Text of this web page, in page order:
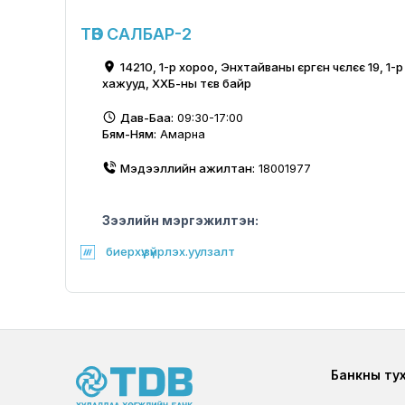
ТӨВ САЛБАР-2
14210, 1-р хороо, Энхтайваны єргєн чєлєє 19, 1-
хажууд, ХХБ-ны тєв байр
Дав-Баа: 09:30-17:00
Бям-Ням: Амарна
Мэдээллийн ажилтан: 18001977
Зээлийн мэргэжилтэн:
биерхүү.зүйрлэх.уулзалт
Банкны